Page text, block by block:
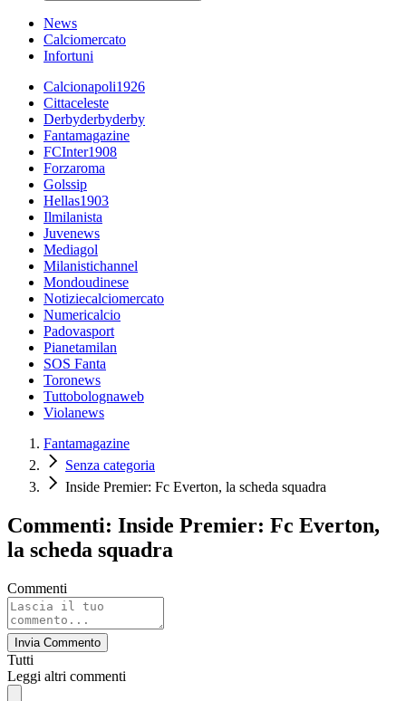
News
Calciomercato
Infortuni
Calcionapoli1926
Cittaceleste
Derbyderbyderby
Fantamagazine
FCInter1908
Forzaroma
Golssip
Hellas1903
Ilmilanista
Juvenews
Mediagol
Milanistichannel
Mondoudinese
Notiziecalciomercato
Numericalcio
Padovasport
Pianetamilan
SOS Fanta
Toronews
Tuttobolognaweb
Violanews
Fantamagazine
Senza categoria
Inside Premier: Fc Everton, la scheda squadra
Commenti: Inside Premier: Fc Everton,
la scheda squadra
Commenti
Invia Commento
Tutti
Leggi altri commenti